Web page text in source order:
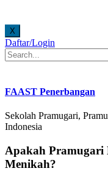
X
Daftar/Login
FAAST Penerbangan
Sekolah Pramugari,
Indonesia
Apakah Pramugari
Menikah?